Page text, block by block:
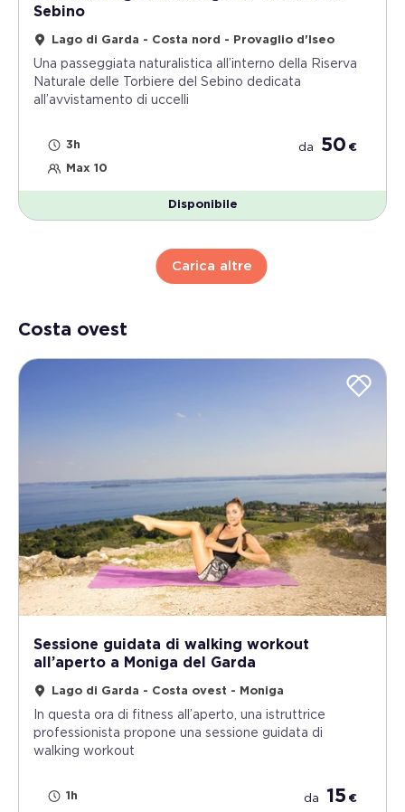
Sebino
Lago di Garda - Costa nord - Provaglio d'Iseo
Una passeggiata naturalistica all’interno della Riserva
Naturale delle Torbiere del Sebino dedicata
all’avvistamento di uccelli
3h
Max 10
da 50 €
Disponibile
Carica altre
Costa ovest
Sessione guidata di walking workout
all’aperto a Moniga del Garda
Lago di Garda - Costa ovest - Moniga
In questa ora di fitness all’aperto, una istruttrice
professionista propone una sessione guidata di
walking workout
1h da 15 €